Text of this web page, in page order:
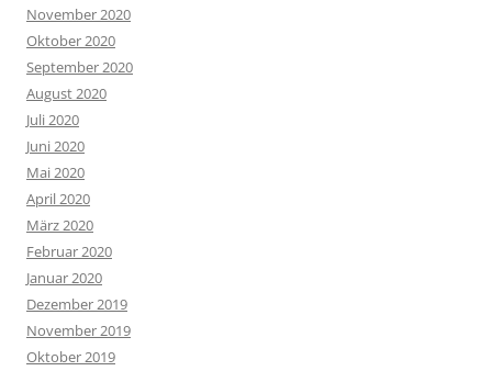
November 2020
Oktober 2020
September 2020
August 2020
Juli 2020
Juni 2020
Mai 2020
April 2020
März 2020
Februar 2020
Januar 2020
Dezember 2019
November 2019
Oktober 2019